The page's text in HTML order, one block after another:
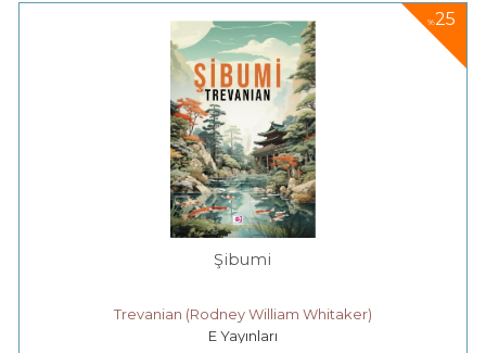
%25
Şibumi
Trevanian (Rodney William Whitaker)
E Yayınları